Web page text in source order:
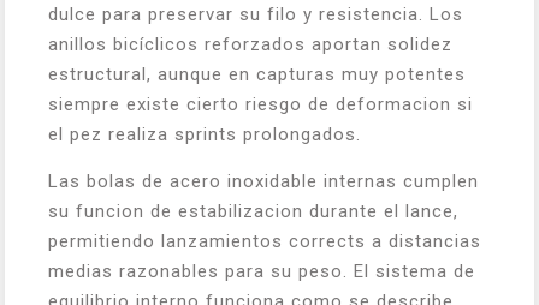
dulce para preservar su filo y resistencia. Los
anillos bicíclicos reforzados aportan solidez
estructural, aunque en capturas muy potentes
siempre existe cierto riesgo de deformacion si
el pez realiza sprints prolongados.
Las bolas de acero inoxidable internas cumplen
su funcion de estabilizacion durante el lance,
permitiendo lanzamientos corrects a distancias
medias razonables para su peso. El sistema de